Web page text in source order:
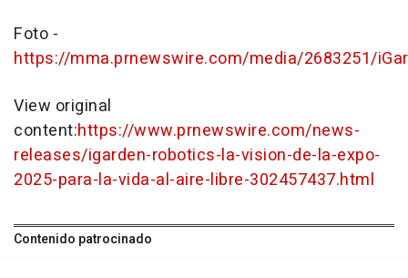
Foto -
https://mma.prnewswire.com/media/2683251/
View original
content:https://www.prnewswire.com/news-
releases/igarden-robotics-la-vision-de-la-expo-
2025-para-la-vida-al-aire-libre-302457437.html
Contenido patrocinado